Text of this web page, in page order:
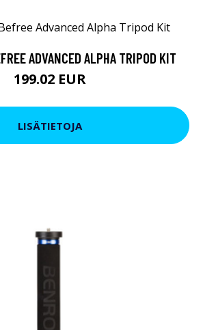
ADVANCED ALPHA TRIPOD KIT
199.02 EUR
LISÄTIETOJA